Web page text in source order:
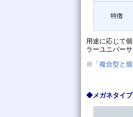
特徴
用途に応じて
ラーユニバー
※「複合型と個
◆メガネタイ